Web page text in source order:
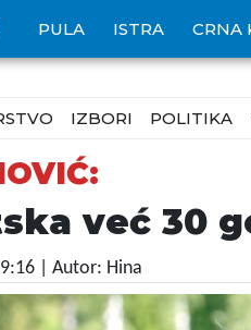
PULA ISTRA CRNA
IZBORI POLITIKA
već 30
| Autor: Hina